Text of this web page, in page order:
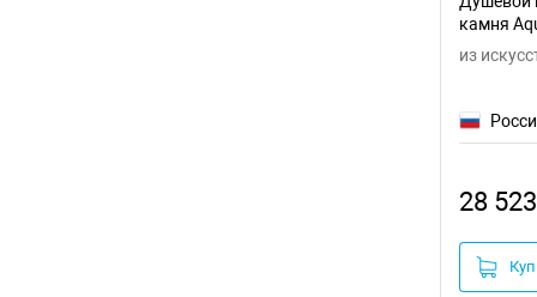
камня
из
28